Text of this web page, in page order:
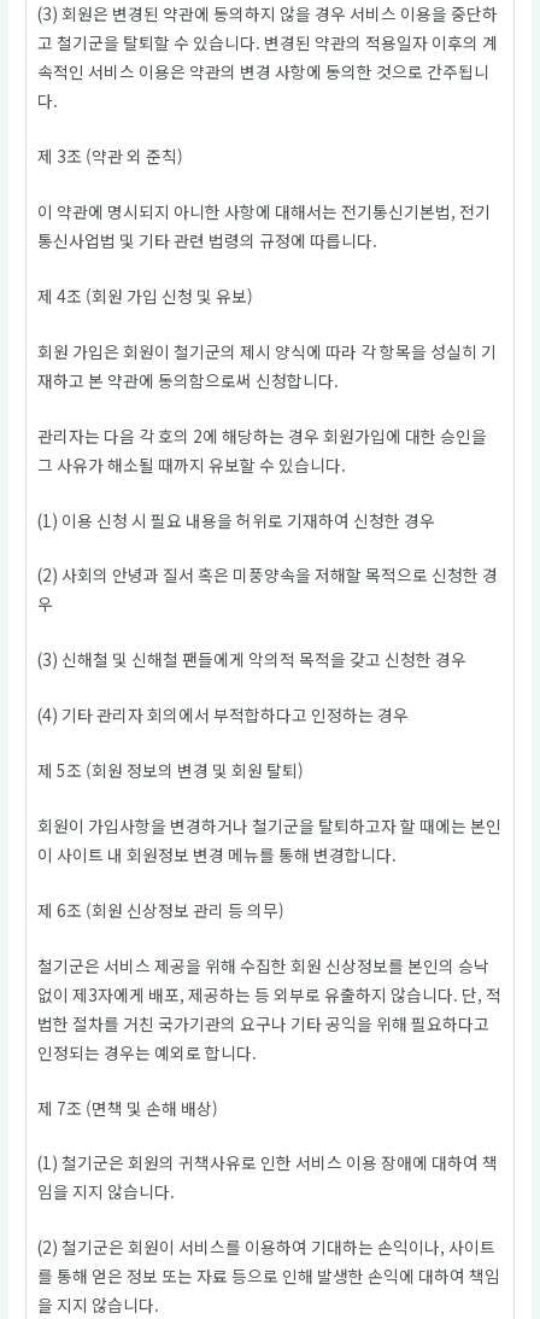
(3) 회원은 변경된 약관에 동의하지 않을 경우 서비스 이용을 중단하
고 철기군을 탈퇴할 수 있습니다. 변경된 약관의 적용일자 이후의 계
속적인 서비스 이용은 약관의 변경 사항에 동의한 것으로 간주됩니
다.
제 3조 (약관 외 준칙)
이 약관에 명시되지 아니한 사항에 대해서는 전기통신기본법, 전기
통신사업법 및 기타 관련 법령의 규정에 따릅니다.
제 4조 (회원 가입 신청 및 유보)
회원 가입은 회원이 철기군의 제시 양식에 따라 각 항목을 성실히 기
재하고 본 약관에 동의함으로써 신청합니다.
관리자는 다음 각 호의 2에 해당하는 경우 회원가입에 대한 승인을
그 사유가 해소될 때까지 유보할 수 있습니다.
(1) 이용 신청 시 필요 내용을 허위로 기재하여 신청한 경우
(2) 사회의 안녕과 질서 혹은 미풍양속을 저해할 목적으로 신청한 경
우
(3) 신해철 및 신해철 팬들에게 악의적 목적을 갖고 신청한 경우
(4) 기타 관리자 회의에서 부적합하다고 인정하는 경우
제 5조 (회원 정보의 변경 및 회원 탈퇴)
회원이 가입사항을 변경하거나 철기군을 탈퇴하고자 할 때에는 본인
이 사이트 내 회원정보 변경 메뉴를 통해 변경합니다.
제 6조 (회원 신상정보 관리 등 의무)
철기군은 서비스 제공을 위해 수집한 회원 신상정보를 본인의 승낙
없이 제3자에게 배포, 제공하는 등 외부로 유출하지 않습니다. 단, 적
법한 절차를 거친 국가기관의 요구나 기타 공익을 위해 필요하다고
인정되는 경우는 예외로 합니다.
제 7조 (면책 및 손해 배상)
(1) 철기군은 회원의 귀책사유로 인한 서비스 이용 장애에 대하여 책
임을 지지 않습니다.
(2) 철기군은 회원이 서비스를 이용하여 기대하는 손익이나, 사이트
를 통해 얻은 정보 또는 자료 등으로 인해 발생한 손익에 대하여 책임
을 지지 않습니다.